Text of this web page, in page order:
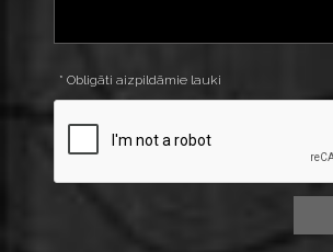
* Obligāti aizpildāmie lauki